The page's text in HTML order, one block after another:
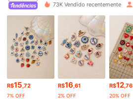
4,91 24K Seguidores
4,91 24K Seguidores
4,91 24K Seguidores
73K Vendido recentemente
R$15,72
7% OFF
R$16,61
2% OFF
R$12,76
20% OFF